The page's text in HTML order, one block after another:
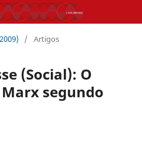
/ Artigos
(Social): O
segundo